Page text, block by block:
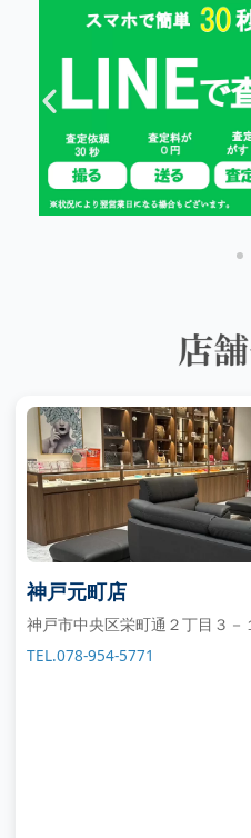
神戸元町店
神戸市中央区栄町通２丁目３－
TEL.078-954-5771